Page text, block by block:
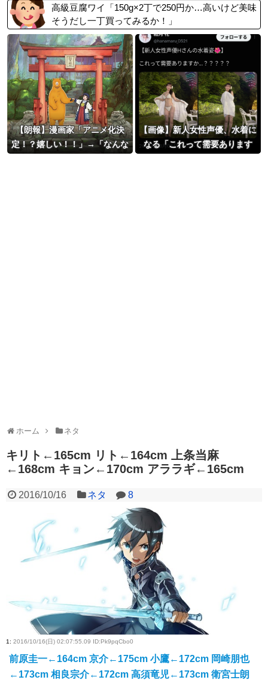
高級豆腐ワイ「150g×2丁で250円か…高いけど美味
そうだし一丁買ってみるか！」
【朗報】漫画家「アニメ化決
定！？嬉しい！！」→「なんな
【画像】新人女性声優、水着に
なる「これって需要あります
ホーム ネタ
キリト←165cm リト←164cm 上条当麻
←168cm キョン←170cm アララギ←165cm
2016/10/16 ネタ 8
1: 2016/10/16(日) 02:07:55.09 ID:Pk9pqCbo0
前原圭一←164cm 京介←175cm 小鷹←172cm 岡崎朋也
←173cm 相良宗介←172cm 高須竜児←173cm 衛宮士朗